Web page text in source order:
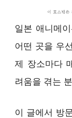
일본 애니메
어떤 곳을 우
제 장소마다
려움을 겪는
이 글에서 방